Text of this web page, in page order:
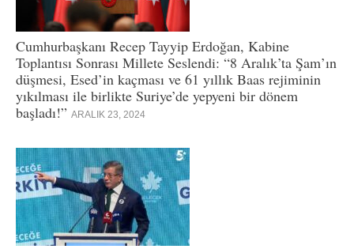
Cumhurbaşkanı Recep Tayyip Erdoğan, Kabine
Toplantısı Sonrası Millete Seslendi: “8 Aralık’ta Şam’ın
düşmesi, Esed’in kaçması ve 61 yıllık Baas rejiminin
yıkılması ile birlikte Suriye’de yepyeni bir dönem
başladı!” ARALIK 23, 2024